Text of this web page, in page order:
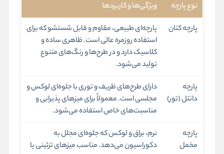
نوع پارچه
ویژگی‌ها و کاربردها
پارچه کتان
پارچه‌ای طبیعی، مقاوم و قابل شستشو که برای
استفاده روزمره عالی است. ظاهری ساده و
کلاسیک دارد و در طرح‌ها و رنگ‌های متنوع
تولید می‌شود.
پارچه
دانتل (تور)
دارای طرح‌های ظریف و توری با جلوه‌ای لوکس و
مجلسی است. معمولاً برای میزهای پذیرایی و
مناسبت‌های خاص استفاده می‌شود.
پارچه
مخمل
نرم، براق و لوکس که جلوه‌ای مجلل به
دکوراسیون می‌دهد. مناسب میزهای تزئینی یا